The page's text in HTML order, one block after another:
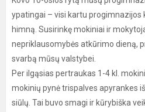
ypatingai – visi kartu progimnazijos
himną. Susirinkę mokiniai ir
nepriklausomybės atkūrimo dieną,
svarbą mūsų valstybei.
Per ilgąsias pertraukas 1-4 kl.
mokinių pynė trispalves apyrankes
siūlų. Tai buvo smagi ir kūrybiška